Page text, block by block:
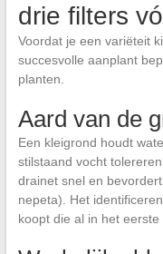
drie filters
Voordat je een variëteit
succesvolle aanplant
planten.
Aard van de
Een kleigrond houdt
stilstaand vocht
drainet snel en
nepeta). Het
koopt die al in het eerste